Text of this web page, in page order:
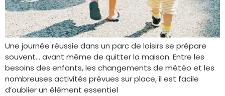
Une journée réussie dans un parc de loisirs se prépare
souvent… avant même de quitter la maison. Entre les
besoins des enfants, les changements de météo et les
nombreuses activités prévues sur place, il est facile
d’oublier un élément essentiel